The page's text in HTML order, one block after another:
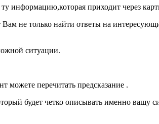
информацию,которая приходит через
не только найти ответы на
ситуации.
можете перечитать предсказание .
будет четко описывать именно вашу